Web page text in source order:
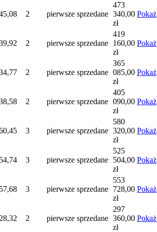
2 pierwsze sprzedane
473
340,00
zł
Pokaż
2 pierwsze sprzedane
419
160,00
zł
Pokaż
2 pierwsze sprzedane
365
085,00
zł
Pokaż
2 pierwsze sprzedane
405
090,00
zł
Pokaż
3 pierwsze sprzedane
580
320,00
zł
Pokaż
54,74 3 pierwsze sprzedane
525
504,00
zł
Pokaż
57,68 3 pierwsze sprzedane
553
728,00
zł
Pokaż
28,32 2 pierwsze sprzedane
297
360,00
zł
Pokaż